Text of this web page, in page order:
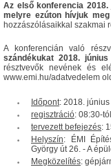
Az első konferencia
melyre ezúton hívjuk
hozzászólásaikkal szakmai
A konferencián való
szándékukat 2018.
résztvevők nevének és
www.emi.hu/adatvedelem
Időpont: 2018.
regisztráció: 08:30-tól
tervezett befejezés:
Helyszín: ÉMI
György út 26. - A
Megközelítés: